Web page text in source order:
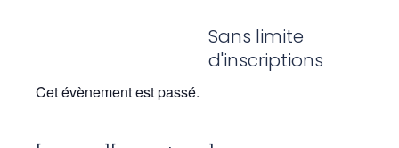
Sans limite
d'inscriptions
Cet évènement est passé.